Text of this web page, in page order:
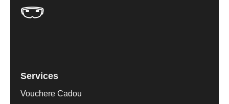
Services
Vouchere Cadou